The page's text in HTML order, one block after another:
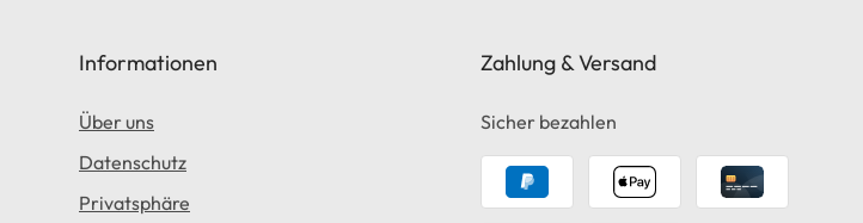
Informationen
Über uns
Datenschutz
Privatsphäre
Zahlung & Versand
Sicher bezahlen